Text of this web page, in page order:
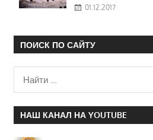
01.12.2017
ПОИСК ПО САЙТУ
НАШ КАНАЛ НА YOUTUBE